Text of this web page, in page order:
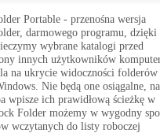
Portable - przenośna wersja
darmowego programu, dzięki
wybrane katalogi przed
innych użytkowników
na ukrycie widoczności
Nie będą one osiągalne,
wpisze ich prawidłową ścieżkę w
Folder możemy w wygodny
wczytanych do listy roboczej